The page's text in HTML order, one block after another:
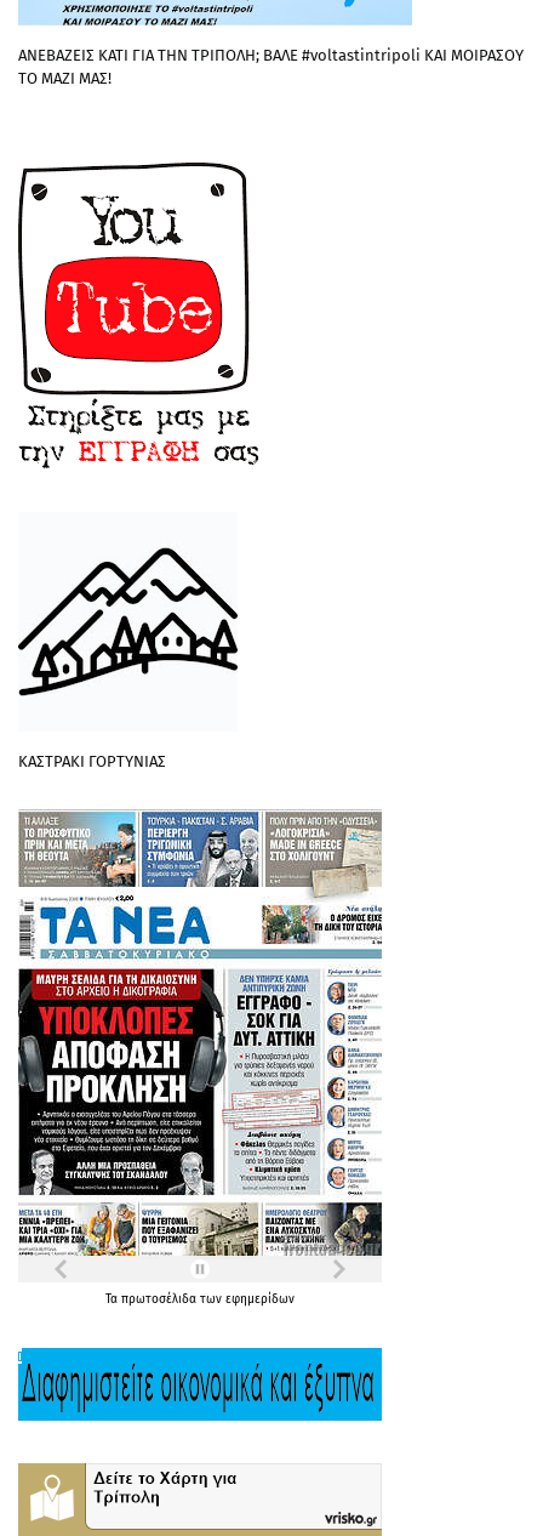
ΑΝΕΒΑΖΕΙΣ ΚΑΤΙ ΓΙΑ ΤΗΝ ΤΡΙΠΟΛΗ; ΒΑΛΕ #voltastintripoli ΚΑΙ ΜΟΙΡΑΣΟΥ
ΤΟ ΜΑΖΙ ΜΑΣ!
ΚΑΣΤΡΑΚΙ ΓΟΡΤΥΝΙΑΣ
Τα πρωτοσέλιδα των εφημερίδων